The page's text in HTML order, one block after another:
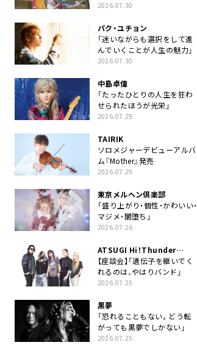
2026.07.30
パク・ユチョン
「迷いながらも選択をして進
んでいくことが人生の魅力」
2026.07.30
中島卓偉
「たったひとりの人生を狂わ
せられたほうが光栄」
2026.07.29
TAIRIK
ソロメジャーデビューアルバ
ム『Mother』発売
2026.07.29
東京メルヘン倶楽部
「盛り上がり・個性・かわいい・
マジメ・闇堕ち」
2026.07.26
ATSUGI Hi！Thunder
Rock Festival
【座談会】「遺伝子を継いでく
れるのは、やはりバンド」
2026.07.25
黒夢
「恐れることもない。どう転
がっても黒夢でしかない」
2026.07.25